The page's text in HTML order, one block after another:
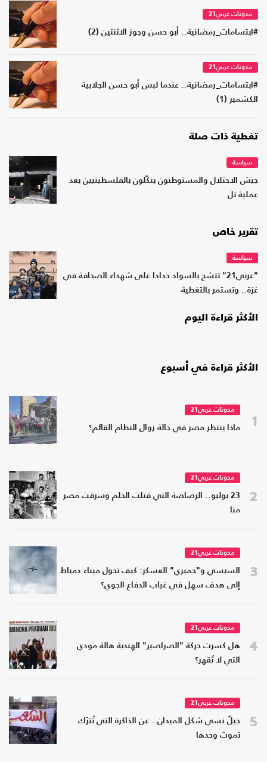
مدونات عربي21
#ابتسامات_رمضانية.. أبو حسن وجوز الاثنتين (2)
مدونات عربي21
#ابتسامات_رمضانية.. عندما لبس أبو حسن الجلابية
الكشمير (1)
تغطية ذات صلة
سياسة
جيش الاحتلال والمستوطنون ينكّلون بالفلسطينيين بعد
عملية تل
تقرير خاص
سياسة
"عربي21" تتشح بالسواد حدادا على شهداء الصحافة في
غزة.. وتستمر بالتغطية
الأكثر قراءة اليوم
الأكثر قراءة في أسبوع
1
مدونات عربي21
ماذا ينتظر مصر في حالة زوال النظام القائم؟
2
مدونات عربي21
23 يوليو.. الرصاصة التي قتلت الحلم وسرقت مصر
منا
3
مدونات عربي21
السيسي و"جمبري" العسكر: كيف تحول ميناء دمياط
إلى هدف سهل في غياب الدفاع الجوي؟
4
مدونات عربي21
هل كسرت حركة "الصراصير" الهندية هالة مودي
التي لا تُقهر؟
5
مدونات عربي21
جيلٌ نسي شكل الميدان.. عن الذاكرة التي تُترَك
تموت وحدها